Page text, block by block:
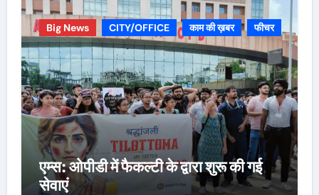
Big News CITY/OFFICE काम की ख़बर फीचर
एम्स: ओपीडी में फैकल्टी के द्वारा शुरू की गई
सेवाएं